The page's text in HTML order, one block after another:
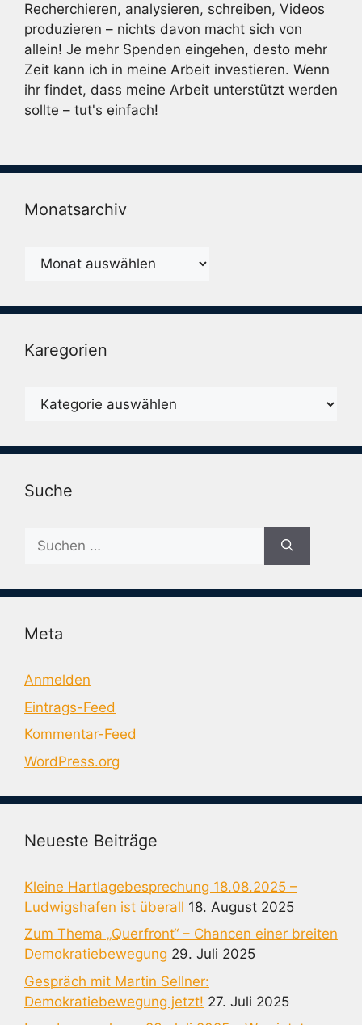
Recherchieren, analysieren, schreiben, Videos
produzieren – nichts davon macht sich von
allein! Je mehr Spenden eingehen, desto mehr
Zeit kann ich in meine Arbeit investieren. Wenn
ihr findet, dass meine Arbeit unterstützt werden
sollte – tut's einfach!
Monatsarchiv
Monatsarchiv
Karegorien
Karegorien
Suche
Suche
nach:
Meta
Anmelden
Eintrags-Feed
Kommentar-Feed
WordPress.org
Neueste Beiträge
Kleine Hartlagebesprechung 18.08.2025 –
Ludwigshafen ist überall 18. August 2025
Zum Thema „Querfront“ – Chancen einer breiten
Demokratiebewegung 29. Juli 2025
Gespräch mit Martin Sellner:
Demokratiebewegung jetzt! 27. Juli 2025